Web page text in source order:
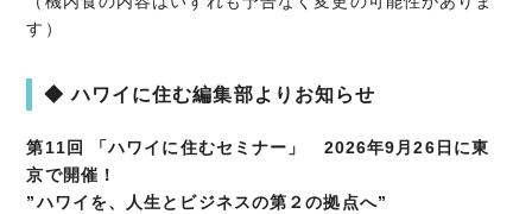
す）
◆ ハワイに住む編集部よりお知らせ
第11回 「ハワイに住むセミナー」 2026年9月26日に東
京で開催！
”ハワイを、人生とビジネスの第２の拠点へ”